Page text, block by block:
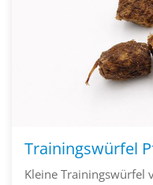
Trainingswürfel
Kleine Trainingswürfel